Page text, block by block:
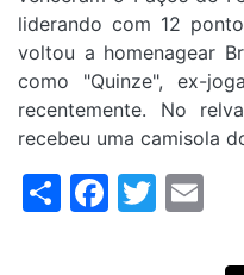
liderando com 12
voltou a homenagear
como "Quinze", ex-
recentemente. No
recebeu uma camisola
Share